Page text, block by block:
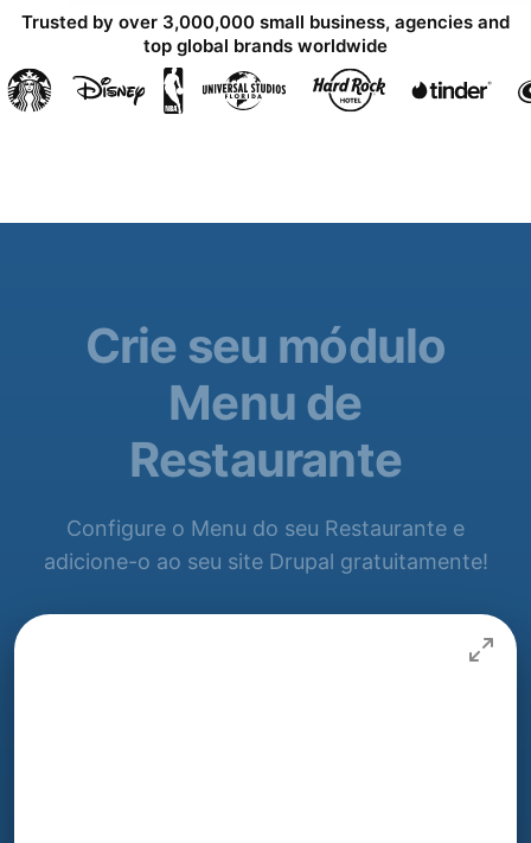
Trusted by over 3,000,000 small business, agencies and
top global brands worldwide
Crie seu módulo
Menu de
Restaurante
Configure o Menu do seu Restaurante e
adicione-o ao seu site Drupal gratuitamente!